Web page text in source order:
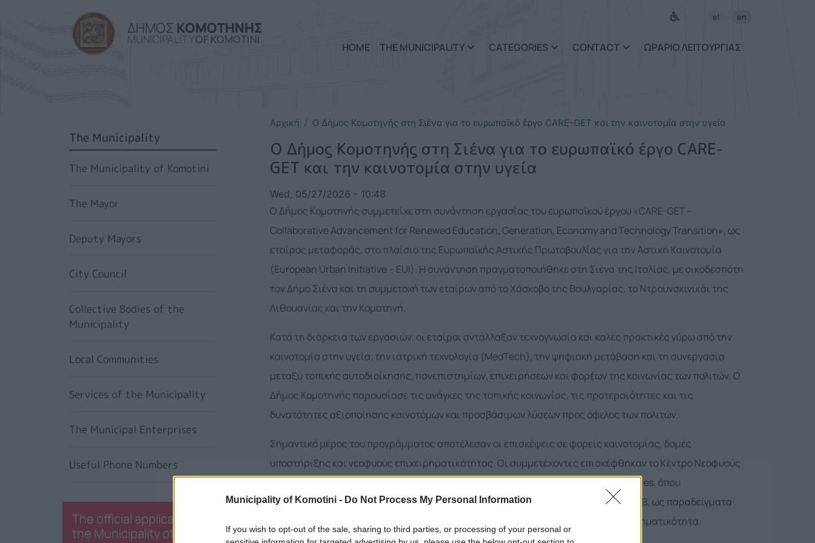
Municipality of Komotini - Do Not Process My Personal Information
If you wish to opt-out of the sale, sharing to third parties, or processing of your personal or
ΔΗΜΟΣ ΚΟΜΟΤΗΝΗΣ
MUNICIPALITYOF KOMOTINI
el en
HOME THE MUNICIPALITY CATEGORIES CONTACT ΩΡΑΡΙΟ ΛΕΙΤΟΥΡΓΙΑΣ
Αρχική Ο Δήμος Κομοτηνής στη Σιένα για το ευρωπαϊκό έργο CARE-GET και την καινοτομία στην υγεία
Ο Δήμος Κομοτηνής στη Σιένα για το ευρωπαϊκό έργο CARE-
GET και την καινοτομία στην υγεία
Wed, 05/27/2026 - 10:48
Ο Δήμος Κομοτηνής συμμετείχε στη συνάντηση εργασίας του ευρωπαϊκού έργου «CARE-GET –
Collaborative Advancement for Renewed Education, Generation, Economy and Technology Transition», ως
εταίρος μεταφοράς, στο πλαίσιο της Ευρωπαϊκής Αστικής Πρωτοβουλίας για την Αστική Καινοτομία
(European Urban Initiative – EUI). Η συνάντηση πραγματοποιήθηκε στη Σιένα της Ιταλίας, με οικοδεσπότη
τον Δήμο Σιένα και τη συμμετοχή των εταίρων από το Χάσκοβο της Βουλγαρίας, το Ντρουνσκινικάι της
Λιθουανίας και την Κομοτηνή.
Κατά τη διάρκεια των εργασιών, οι εταίροι αντάλλαξαν τεχνογνωσία και καλές πρακτικές γύρω από την
καινοτομία στην υγεία, την ιατρική τεχνολογία (MedTech), την ψηφιακή μετάβαση και τη συνεργασία
μεταξύ τοπικής αυτοδιοίκησης, πανεπιστημίων, επιχειρήσεων και φορέων της κοινωνίας των πολιτών. Ο
Δήμος Κομοτηνής παρουσίασε τις ανάγκες της τοπικής κοινωνίας, τις προτεραιότητες και τις
δυνατότητες αξιοποίησης καινοτόμων και προσβάσιμων λύσεων προς όφελος των πολιτών.
Σημαντικό μέρος του προγράμματος αποτέλεσαν οι επισκέψεις σε φορείς καινοτομίας, δομές
υποστήριξης και νεοφυούς επιχειρηματικότητας. Οι συμμετέχοντες επισκέφθηκαν το Κέντρο Νεοφυούς
Επιχειρηματικότητας (start up) του Δήμου Σιένα, καθώς και το Toscana Life Sciences, όπου
παρουσιάστηκαν ο Bioincubator, το Siena Imaging, το Fondazione VITA και το SAIHUB, ως παραδείγματα
δομών που ενισχύουν την έρευνα, την καινοτομία και τη διασύνδεση με την επιχειρηματικότητα.
SIDEBAR MENU
The Municipality
The Municipality of Komotini
The Mayor
Deputy Mayors
City Council
Collective Bodies of the
Municipality
Local Communities
Services of the Municipality
The Municipal Enterprises
Useful Phone Numbers
The official application of
the Municipality of